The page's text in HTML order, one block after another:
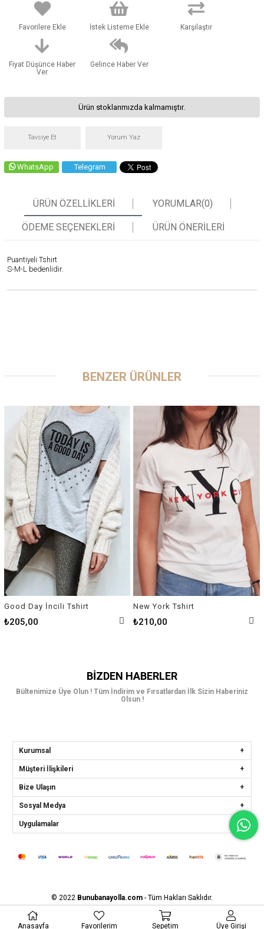
Favorilere Ekle İstek Listeme Ekle Karşılaştır
Fiyat Düşünce Haber
Ver
Gelince Haber Ver
Ürün stoklarımızda kalmamıştır.
Tavsiye Et Yorum Yaz
WhatsApp Telegram
ÜRÜN ÖZELLIKLERI YORUMLAR(0)
ÖDEME SEÇENEKLERI ÜRÜN ÖNERILERI
Puantiyeli Tshirt
S-M-L bedenlidir.
BENZER ÜRÜNLER
Good Day İncili Tshirt
₺205,00
New York Tshirt
₺210,00
BIZDEN HABERLER
Bültenimize Üye Olun ! Tüm İndirim ve Fırsatlardan İlk Sizin Haberiniz
Olsun !
Kurumsal
Müşteri İlişkileri
Bize Ulaşın
Sosyal Medya
Uygulamalar
© 2022 Bunubanayolla.com- Tüm Hakları Saklıdır.
Anasayfa Favorilerim Sepetim Üye Girişi